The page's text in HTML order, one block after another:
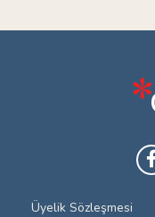
Üyelik Sözleşmesi